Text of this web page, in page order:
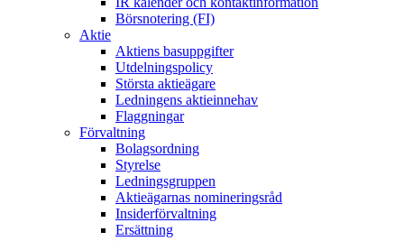
Börsnotering (FI)
Aktie
Aktiens basuppgifter
Utdelningspolicy
Största aktieägare
Ledningens aktieinnehav
Flaggningar
Förvaltning
Bolagsordning
Styrelse
Ledningsgruppen
Aktieägarnas nomineringsråd
Insiderförvaltning
Ersättning